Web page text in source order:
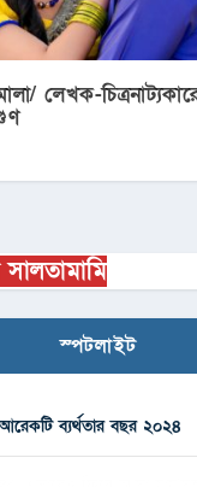
লেখক-
সালতামামি
স্পটলাইট
আরেকটি ব্যর্থতার বছর ২০২৪